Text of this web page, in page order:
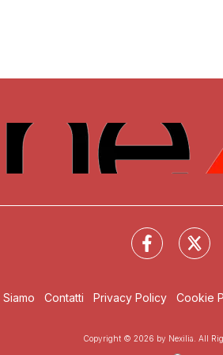
Siamo Contatti Privacy Policy Cookie
Copyright © 2026 by Nexilia. All